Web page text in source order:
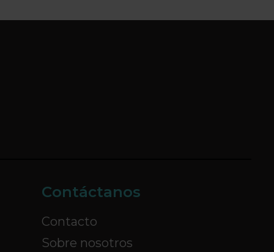
Contáctanos
Contacto
Sobre nosotros